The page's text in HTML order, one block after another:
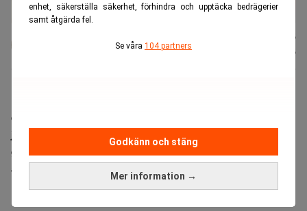
enhet, säkerställa säkerhet, förhindra och upptäcka bedrägerier
samt åtgärda fel.
Se våra 104 partners
Mer information →
Godkänn och stäng
07 aug. 2026
Uppdaterad:
07 aug. 2026
det ska bli brist på koppar, grafit och sällsynta
jordartsmetaller. Men den stora flaskhalsen för
gruvindustrin uppstår efter att malmen brutits, menar
analysföretaget GEM Mining Consulting.